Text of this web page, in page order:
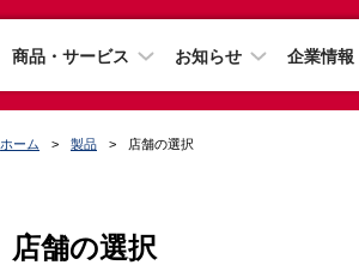
商品・サービス お知らせ 企業情報
ホーム 製品 店舗の選択
店舗の選択